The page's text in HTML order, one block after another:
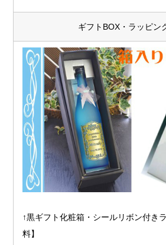
ギフトBOX・ラッピン
↑黒ギフト化粧箱・シールリボン付き
料】